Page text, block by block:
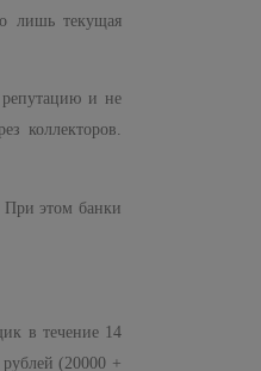
лишь текущая
и не
коллекторов.
При этом банки
в течение 14
(20000 +